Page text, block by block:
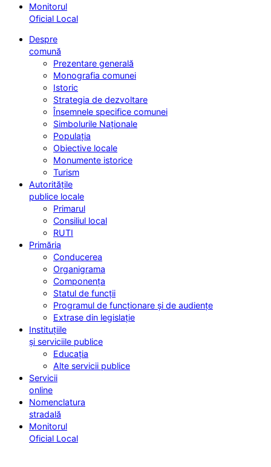
Monitorul
Oficial Local
Despre
comună
Prezentare generală
Monografia comunei
Istoric
Strategia de dezvoltare
Însemnele specifice comunei
Simbolurile Naționale
Populația
Obiective locale
Monumente istorice
Turism
Autoritățile
publice locale
Primarul
Consiliul local
RUTI
Primăria
Conducerea
Organigrama
Componența
Statul de funcții
Programul de funcționare și de audiențe
Extrase din legislație
Instituțiile
și serviciile publice
Educația
Alte servicii publice
Servicii
online
Nomenclatura
stradală
Monitorul
Oficial Local